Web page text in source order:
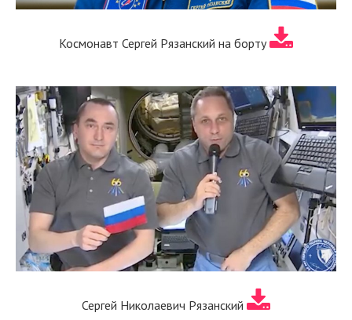
Космонавт Сергей Рязанский на борту
Сергей Николаевич Рязанский